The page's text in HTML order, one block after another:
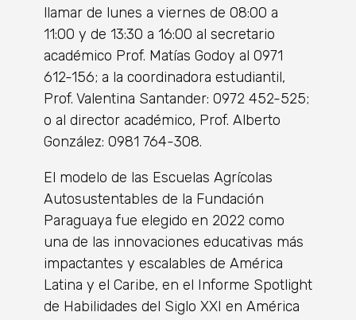
llamar de lunes a viernes de 08:00 a
11:00 y de 13:30 a 16:00 al secretario
académico Prof. Matías Godoy al 0971
612-156; a la coordinadora estudiantil,
Prof. Valentina Santander: 0972 452-525;
o al director académico, Prof. Alberto
González: 0981 764-308.
El modelo de las Escuelas Agrícolas
Autosustentables de la Fundación
Paraguaya fue elegido en 2022 como
una de las innovaciones educativas más
impactantes y escalables de América
Latina y el Caribe, en el Informe Spotlight
de Habilidades del Siglo XXI en América